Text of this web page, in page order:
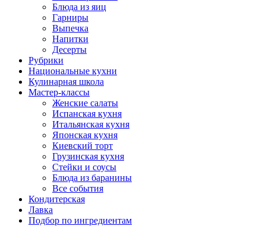
Блюда из яиц
Гарниры
Выпечка
Напитки
Десерты
Рубрики
Национальные кухни
Кулинарная школа
Мастер-классы
Женские салаты
Испанская кухня
Итальянская кухня
Японская кухня
Киевский торт
Грузинская кухня
Стейки и соусы
Блюда из баранины
Все события
Кондитерская
Лавка
Подбор по ингредиентам